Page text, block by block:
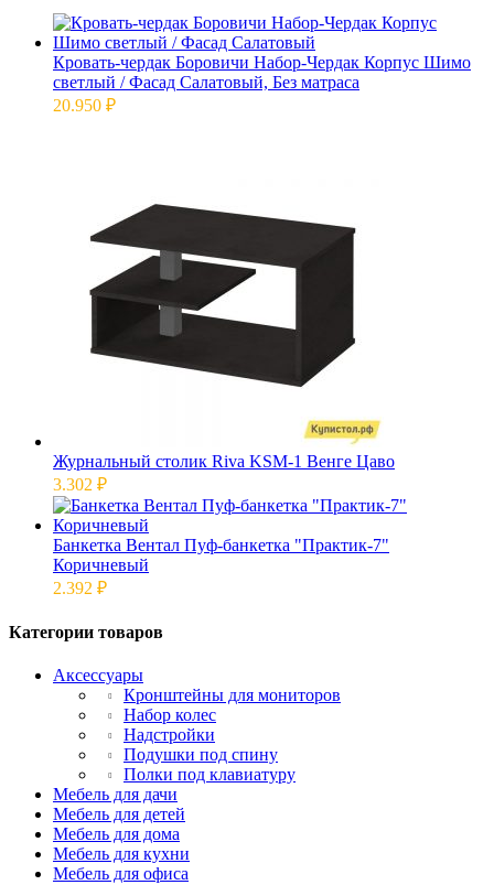
Кровать-чердак Боровичи Набор-Чердак Корпус Шимо
светлый / Фасад Салатовый, Без матраса
20.950 ₽
Журнальный столик Riva KSM-1 Венге Цаво
3.302 ₽
Банкетка Вентал Пуф-банкетка "Практик-7"
Коричневый
2.392 ₽
Категории товаров
Аксессуары
Кронштейны для мониторов
Набор колес
Надстройки
Подушки под спину
Полки под клавиатуру
Мебель для дачи
Мебель для детей
Мебель для дома
Мебель для кухни
Мебель для офиса